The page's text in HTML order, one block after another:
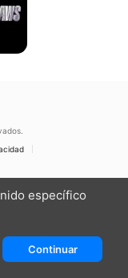
específico
Continuar